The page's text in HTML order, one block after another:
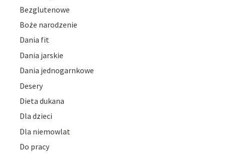
Bezglutenowe
Boże narodzenie
Dania fit
Dania jarskie
Dania jednogarnkowe
Desery
Dieta dukana
Dla dzieci
Dla niemowlat
Do pracy